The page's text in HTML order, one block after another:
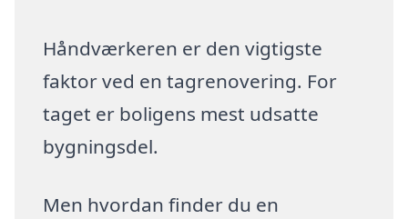
Håndværkeren er den vigtigste
faktor ved en tagrenovering. For
taget er boligens mest udsatte
bygningsdel.
Men hvordan finder du en